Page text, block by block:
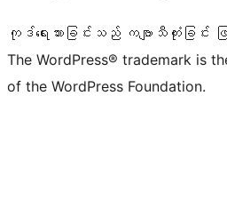
ကုဒ်ရေးသားခြင်းသည် ကဗျာသီကုံးခြင်
The WordPress® trademark is
of the WordPress Foundation.